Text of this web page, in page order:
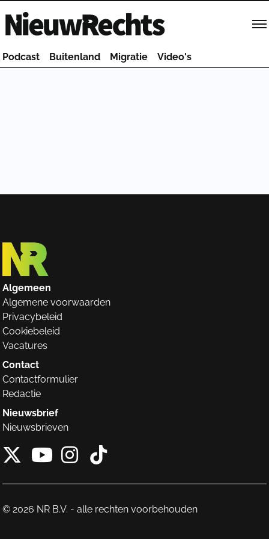
Homepage van NieuwRechts
Podcast Buitenland Migratie Video's
Algemeen
Algemene voorwaarden
Privacybeleid
Cookiebeleid
Vacatures
Contact
Contactformulier
Redactie
Nieuwsbrief
Nieuwsbrieven
X van NieuwRechts
Instagram van
Tiktok van
© 2026 NR B.V. - alle rechten voorbehouden